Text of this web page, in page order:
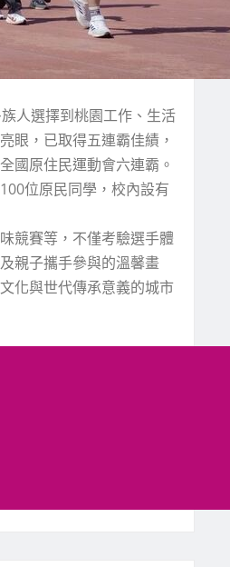
人選擇到桃園工作、生活
眼，已取得五連霸佳績，
國原住民運動會六連霸。
位原民同學，校內設有
競賽等，不僅考驗選手體
親子攜手參與的溫馨畫
化與世代傳承意義的城市